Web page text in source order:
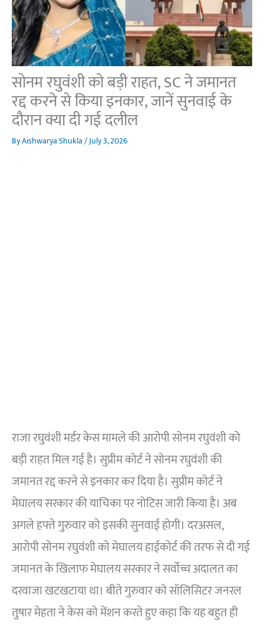
सोनम रघुवंशी को बड़ी राहत, SC ने जमानत
रद्द करने से किया इनकार, जानें सुनवाई के
दौरान क्या दी गई दलील
ByAishwarya Shukla/July 3, 2026
राजा रघुवंशी मर्डर केस मामले की आरोपी सोनम रघुवंशी को
बड़ी राहत मिल गई है। सुप्रीम कोर्ट ने सोनम रघुवंशी की
जमानत रद्द करने से इनकार कर दिया है। सुप्रीम कोर्ट ने
मेघालय सरकार की याचिका पर नोटिस जारी किया है। अब
अगले हफ्ते गुरुवार को इसकी सुनवाई होगी। दरअसल,
आरोपी सोनम रघुवंशी को मेघालय हाईकोर्ट की तरफ से दी गई
जमानत के खिलाफ मेघालय सरकार ने सर्वोच्च अदालत का
दरवाजा खटखटाया था। बीते गुरुवार को सॉलिसिटर जनरल
तुषार मेहता ने केस को मेंशन करते हुए कहा कि यह बहुत ही